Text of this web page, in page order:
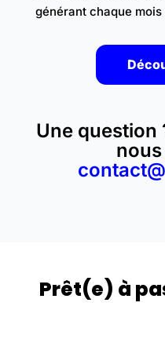
générant chaque
Une question
Prêt(e) à